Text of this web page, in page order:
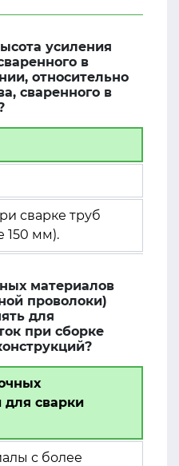
усиления
в
относительно
сваренного в
сварке труб
150 мм).
материалов
проволоки)
для
при сборке
для сварки
с более